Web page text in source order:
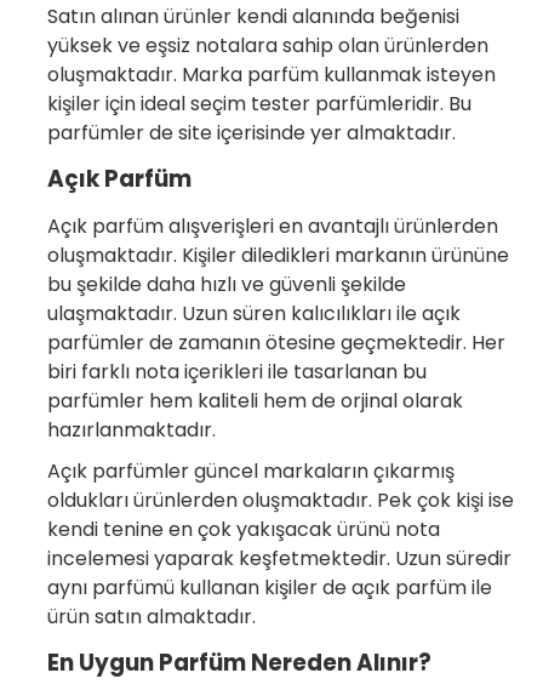
Satın alınan ürünler kendi alanında beğenisi
yüksek ve eşsiz notalara sahip olan ürünlerden
oluşmaktadır. Marka parfüm kullanmak isteyen
kişiler için ideal seçim tester parfümleridir. Bu
parfümler de site içerisinde yer almaktadır.
Açık Parfüm
Açık parfüm alışverişleri en avantajlı ürünlerden
oluşmaktadır. Kişiler diledikleri markanın ürününe
bu şekilde daha hızlı ve güvenli şekilde
ulaşmaktadır. Uzun süren kalıcılıkları ile açık
parfümler de zamanın ötesine geçmektedir. Her
biri farklı nota içerikleri ile tasarlanan bu
parfümler hem kaliteli hem de orjinal olarak
hazırlanmaktadır.
Açık parfümler güncel markaların çıkarmış
oldukları ürünlerden oluşmaktadır. Pek çok kişi ise
kendi tenine en çok yakışacak ürünü nota
incelemesi yaparak keşfetmektedir. Uzun süredir
aynı parfümü kullanan kişiler de açık parfüm ile
ürün satın almaktadır.
En Uygun Parfüm Nereden Alınır?